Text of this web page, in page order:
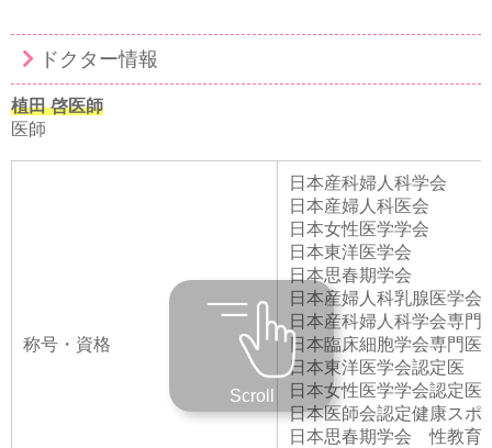
ドクター情報
植田 啓医師
医師
称号・資格
日本産科婦人科学会
日本産婦人科医会
日本女性医学学会
日本東洋医学会
日本思春期学会
日本産婦人科乳腺医学会
日本産科婦人科学会専門
日本臨床細胞学会専門医
日本東洋医学会認定医
日本女性医学学会認定医
日本医師会認定健康スポ
日本思春期学会 性教育
Scroll